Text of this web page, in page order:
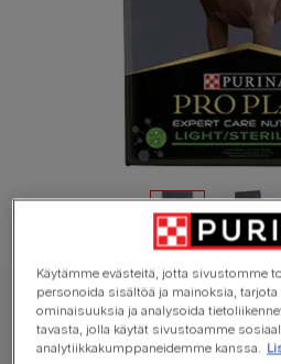
PRO PLAN EXPERT CARE NUTRITION
PRO PLAN® ACTI-
Käytämme evästeitä, jotta sivustomme
personoida sisältöä ja mainoksia,
ominaisuuksia ja analysoida
tavasta, jolla käytät sivustoamme
analytiikkakumppaneidemme kanssa.